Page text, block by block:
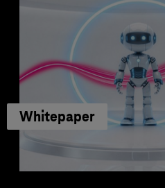
Whitepaper